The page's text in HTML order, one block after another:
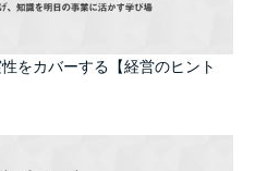
をカバーする【経営のヒント